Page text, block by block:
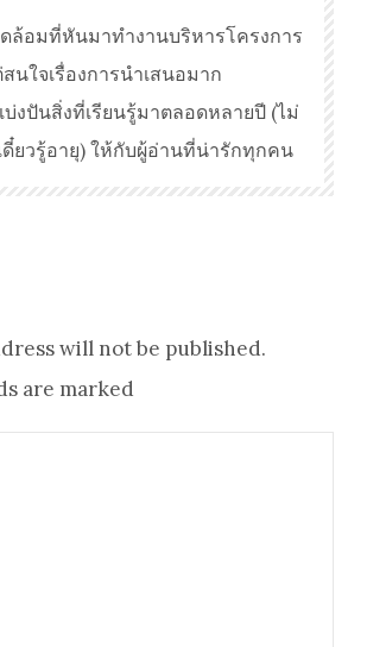
ล้อมที่หันมาทำงานบริหารโครงการ
นใจเรื่องการนำเสนอมาก
งปันสิ่งที่เรียนรู้มาตลอดหลายปี (ไม่
ดี๋ยวรู้อายุ) ให้กับผู้อ่านที่น่ารักทุกคน
will not be published.
are marked